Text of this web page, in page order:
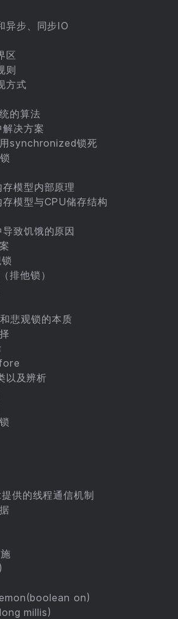
异步、同步IO
区
则
方式
的算法
解决方案
用synchronized锁死
存模型内部原理
存模型与CPU储存结构
导致饥饿的原因
排他锁）
悲观锁的本质
以及辨析
供的线程通信机制
on)
millis)